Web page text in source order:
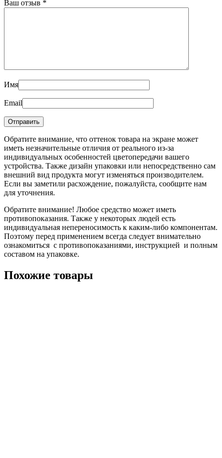
Ваш отзыв *
Имя
Email
Обратите внимание, что оттенок товара на экране может
иметь незначительные отличия от реального из-за
индивидуальных особенностей цветопередачи вашего
устройства. Также дизайн упаковки или непосредственно сам
внешний вид продукта могут изменяться производителем.
Если вы заметили расхождение, пожалуйста, сообщите нам
для уточнения.
Обратите внимание! Любое средство может иметь
противопоказания. Также у некоторых людей есть
индивидуальная непереносимость к каким-либо компонентам.
Поэтому перед применением всегда следует внимательно
ознакомиться с противопоказаниями, инструкцией и полным
составом на упаковке.
Похожие товары